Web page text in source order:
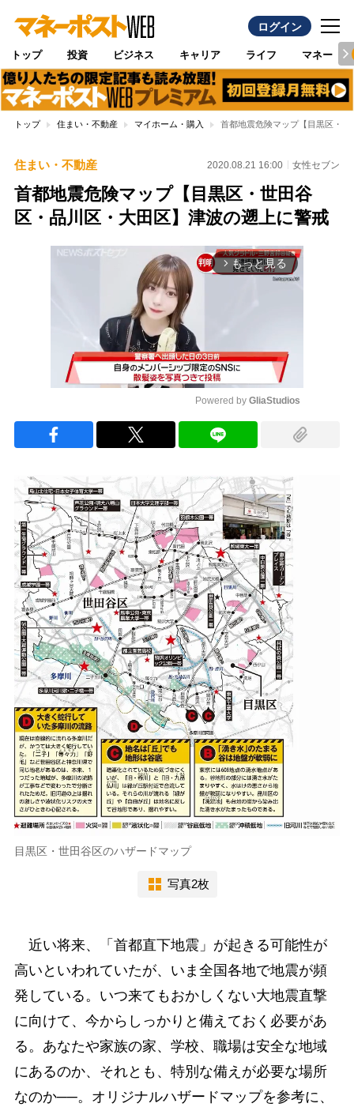
ログイン
トップ 投資 ビジネス キャリア ライフ マネー
トップ 住まい・不動産 マイホーム・購入 首都地震危険マップ【目黒区・
住まい・不動産 2020.08.21 16:00 女性セブン
首都地震危険マップ【目黒区・世田谷
区・品川区・大田区】津波の遡上に警戒
arrow_forward_ios もっと見る
Powered by GliaStudios
目黒区・世田谷区のハザードマップ
写真2枚
近い将来、「首都直下地震」が起きる可能性が
高いといわれていたが、いま全国各地で地震が頻
発している。いつ来てもおかしくない大地震直撃
に向けて、今からしっかりと備えておく必要があ
る。あなたや家族の家、学校、職場は安全な地域
にあるのか、それとも、特別な備えが必要な場所
なのか──。オリジナルハザードマップを参考に、